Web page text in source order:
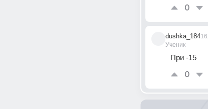
0
dushka_184
Ученик
При -15
0